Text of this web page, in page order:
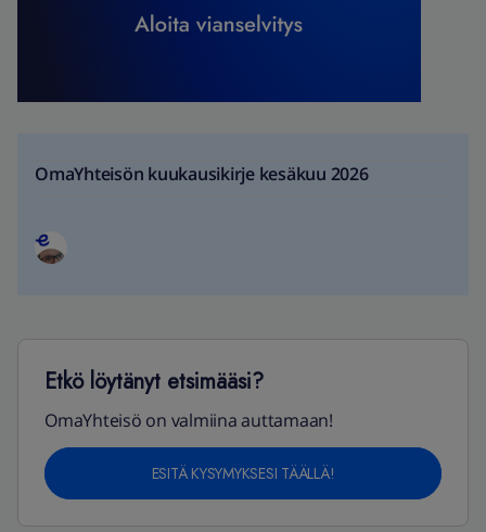
OmaYhteisön kuukausikirje kesäkuu 2026
Etkö löytänyt etsimääsi?
OmaYhteisö on valmiina auttamaan!
ESITÄ KYSYMYKSESI TÄÄLLÄ!